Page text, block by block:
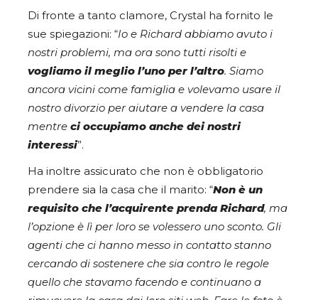
Di fronte a tanto clamore, Crystal ha fornito le
sue spiegazioni: “Io e Richard abbiamo avuto i
nostri problemi, ma ora sono tutti risolti e
vogliamo il meglio l’uno per l’altro. Siamo
ancora vicini come famiglia e volevamo usare il
nostro divorzio per aiutare a vendere la casa
mentre ci occupiamo anche dei nostri
interessi”.
Ha inoltre assicurato che non è obbligatorio
prendere sia la casa che il marito: “Non è un
requisito che l’acquirente prenda Richard, ma
l’opzione è lì per loro se volessero uno sconto. Gli
agenti che ci hanno messo in contatto stanno
cercando di sostenere che sia contro le regole
quello che stavamo facendo e continuano a